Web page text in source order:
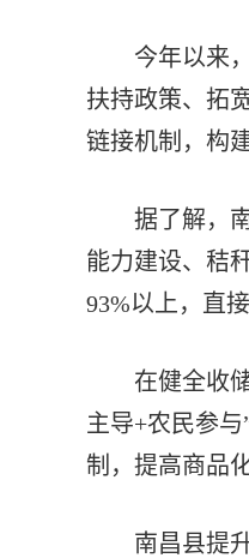
今年以来，
扶持政策、拓
链接机制，构
据了解，南
能力建设、秸
93%以上，直
在健全收储
主导+农民参
制，提高商品
南昌县提升